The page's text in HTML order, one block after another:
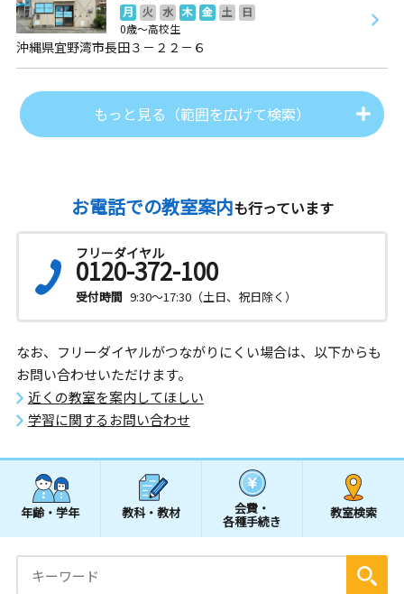
月 火 水 木 金 土
日
0歳～高校生
沖縄県宜野湾市長田３－２２－６
もっと見る（範囲を広げて検索）
お電話での教室案内も行っています
フリーダイヤル
0120-372-100
受付時間 9:30～17:30（土日、祝日除く）
なお、フリーダイヤルがつながりにくい場合は、以下からも
お問い合わせいただけます。
近くの教室を案内してほしい
学習に関するお問い合わせ
年齢・学年 教科・教材 会費・
各種手続き
教室検索